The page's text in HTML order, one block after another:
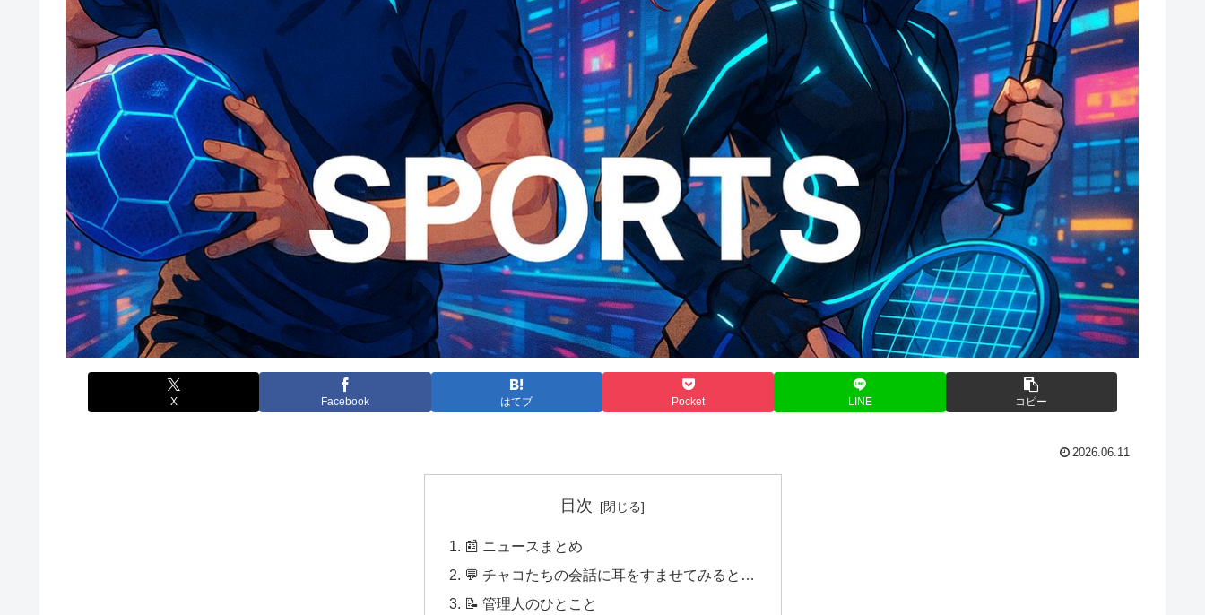
X Facebook はてブ Pocket LINE コピー
2026.06.11
目次
📰 ニュースまとめ
💬 チャコたちの会話に耳をすませてみると…
📝 管理人のひとこと